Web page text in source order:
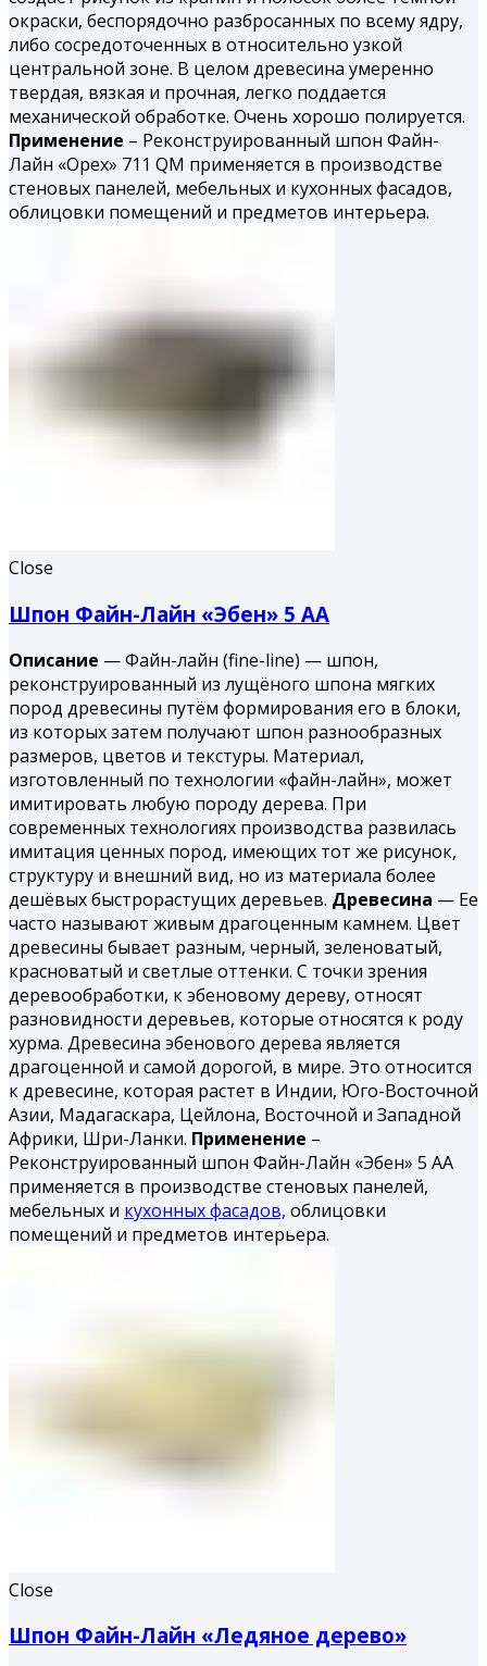
окраски, беспорядочно разбросанных по всему ядру,
либо сосредоточенных в относительно узкой
центральной зоне. В целом древесина умеренно
твердая, вязкая и проч­ная, легко поддается
механической обработке. Очень хорошо поли­руется.
Применение – Реконструированный шпон Файн-
Лайн «Орех» 711 QM применяется в производстве
стеновых панелей, мебельных и кухонных фасадов,
облицовки помещений и предметов интерьера.
Close
Шпон Файн-Лайн «Эбен» 5 АА
Описание — Файн-лайн (fine-line) — шпон,
реконструированный из лущёного шпона мягких
пород древесины путём формирования его в блоки,
из которых затем получают шпон разнообразных
размеров, цветов и текстуры. Материал,
изготовленный по технологии «файн-лайн», может
имитировать любую породу дерева. При
современных технологиях производства развилась
имитация ценных пород, имеющих тот же рисунок,
структуру и внешний вид, но из материала более
дешёвых быстрорастущих деревьев. Древесина — Ее
часто называют живым драгоценным камнем. Цвет
древесины бывает разным, черный, зеленоватый,
красноватый и светлые оттенки. С точки зрения
деревообработки, к эбеновому дереву, относят
разновидности деревьев, которые относятся к роду
хурма. Древесина эбенового дерева является
драгоценной и самой дорогой, в мире. Это относится
к древесине, которая растет в Индии, Юго-Восточной
Азии, Мадагаскара, Цейлона, Восточной и Западной
Африки, Шри-Ланки. Применение –
Реконструированный шпон Файн-Лайн «Эбен» 5 АА
применяется в производстве стеновых панелей,
мебельных и кухонных фасадов, облицовки
помещений и предметов интерьера.
Close
Шпон Файн-Лайн «Ледяное дерево»